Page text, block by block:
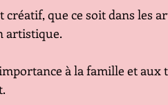
que ce soit dans les
artistique.
à la famille et